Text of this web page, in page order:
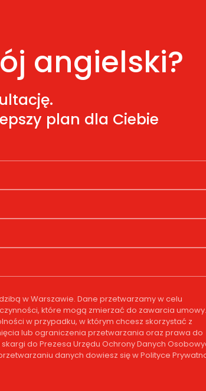
angielski?
plan dla Ciebie
w Warszawie. Dane przetwarzamy w celu
które mogą zmierzać do zawarcia umowy.
w przypadku, w którym chcesz skorzystać z
lub ograniczenia przetwarzania oraz prawa do
do Prezesa Urzędu Ochrony Danych
danych dowiesz się w Polityce